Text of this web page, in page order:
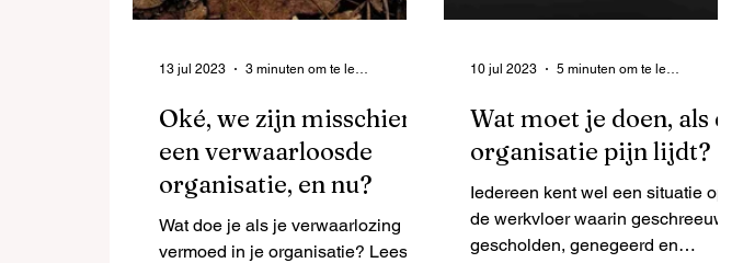
Oké, we zijn misschien
een verwaarloosde
organisatie, en nu?
Wat doe je als je verwaarlozing
vermoed in je organisatie? Lees
13 jul 2023 3 minuten om te lezen
Wat moet je doen, als de
organisatie pijn lijdt?
Iedereen kent wel een situatie op
de werkvloer waarin geschreeuwd,
gescholden, genegeerd en
10 jul 2023 5 minuten om te lezen